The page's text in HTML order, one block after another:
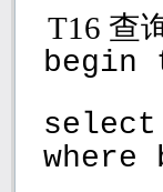
T16 查
begin
select
where